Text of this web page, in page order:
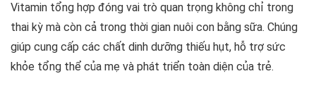
Vitamin tổng hợp đóng vai trò quan trọng không chỉ trong
thai kỳ mà còn cả trong thời gian nuôi con bằng sữa. Chúng
giúp cung cấp các chất dinh dưỡng thiếu hụt, hỗ trợ sức
khỏe tổng thể của mẹ và phát triển toàn diện của trẻ.